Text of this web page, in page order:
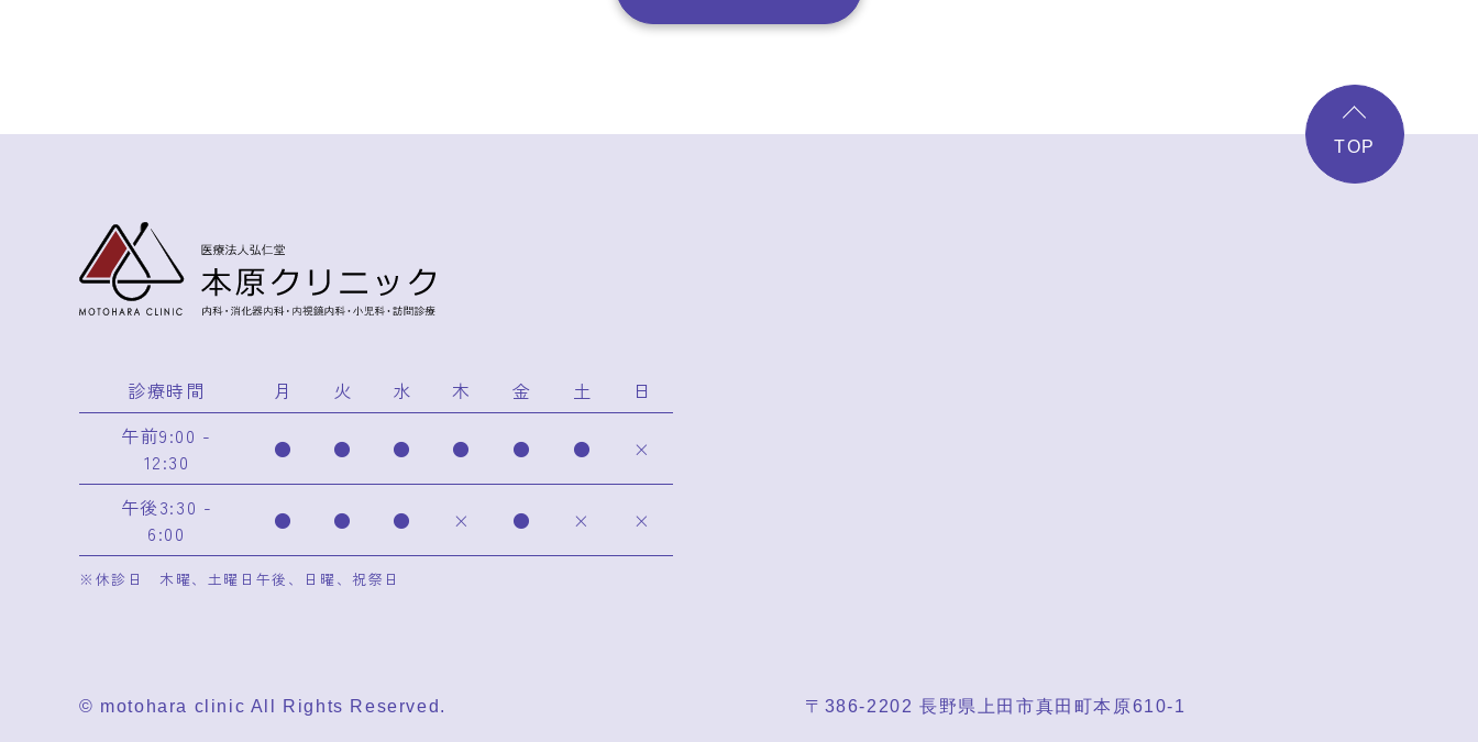
TOP
診療時間 月 火 水 木 金 土
日
午前9:00 -
12:30
● ● ● ● ● ● ×
午後3:30 -
6:00
● ● ● × ● × ×
※休診日 木曜、土曜日午後、日曜、祝祭日
© motohara clinic All Rights Reserved. 〒386-2202 長野県上田市真田町本原610-1